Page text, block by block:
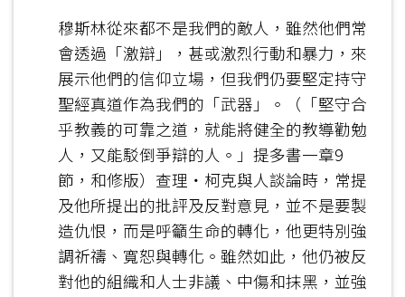
穆斯林從來都不是我們的敵人，雖然他們常
會透過「激辯」，甚或激烈行動和暴力，來
展示他們的信仰立場，但我們仍要堅定持守
聖經真道作為我們的「武器」。（「堅守合
乎教義的可靠之道，就能將健全的教導勸勉
人，又能駁倒爭辯的人。」提多書一章9
節，和修版）查理‧柯克與人談論時，常提
及他所提出的批評及反對意見，並不是要製
造仇恨，而是呼籲生命的轉化，他更特別強
調祈禱、寬恕與轉化。雖然如此，他仍被反
對他的組織和人士非議、中傷和抹黑，並強